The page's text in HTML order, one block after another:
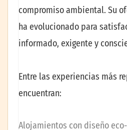
compromiso ambiental. Su
ha evolucionado para
informado, exigente y
Entre las experiencias más
encuentran:
Alojamientos con diseño